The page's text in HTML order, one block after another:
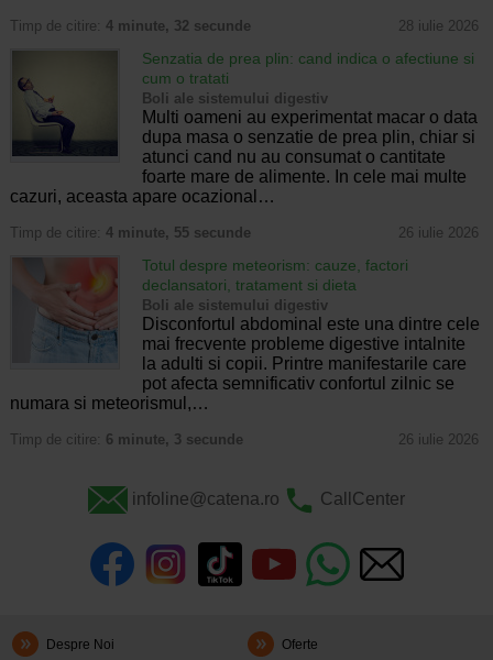
Timp de citire: 4 minute, 32 secunde 28 iulie 2026
Senzatia de prea plin: cand indica o afectiune si
cum o tratati
Boli ale sistemului digestiv
Multi oameni au experimentat macar o data
dupa masa o senzatie de prea plin, chiar si
atunci cand nu au consumat o cantitate
foarte mare de alimente. In cele mai multe
cazuri, aceasta apare ocazional…
Timp de citire: 4 minute, 55 secunde 26 iulie 2026
Totul despre meteorism: cauze, factori
declansatori, tratament si dieta
Boli ale sistemului digestiv
Disconfortul abdominal este una dintre cele
mai frecvente probleme digestive intalnite
la adulti si copii. Printre manifestarile care
pot afecta semnificativ confortul zilnic se
numara si meteorismul,…
Timp de citire: 6 minute, 3 secunde 26 iulie 2026
infoline@catena.ro CallCenter
Despre Noi Oferte